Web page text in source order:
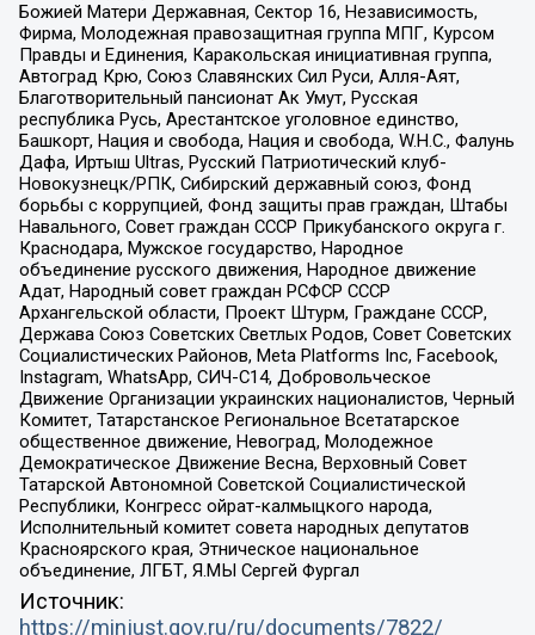
Божией Матери Державная, Сектор 16, Независимость,
Фирма, Молодежная правозащитная группа МПГ, Курсом
Правды и Единения, Каракольская инициативная группа,
Автоград Крю, Союз Славянских Сил Руси, Алля-Аят,
Благотворительный пансионат Ак Умут, Русская
республика Русь, Арестантское уголовное единство,
Башкорт, Нация и свобода, Нация и свобода, W.H.С., Фалунь
Дафа, Иртыш Ultras, Русский Патриотический клуб-
Новокузнецк/РПК, Сибирский державный союз, Фонд
борьбы с коррупцией, Фонд защиты прав граждан, Штабы
Навального, Совет граждан СССР Прикубанского округа г.
Краснодара, Мужское государство, Народное
объединение русского движения, Народное движение
Адат, Народный совет граждан РСФСР СССР
Архангельской области, Проект Штурм, Граждане СССР,
Держава Союз Советских Светлых Родов, Совет Советских
Социалистических Районов, Meta Platforms Inc, Facebook,
Instagram, WhatsApp, СИЧ-С14, Добровольческое
Движение Организации украинских националистов, Черный
Комитет, Татарстанское Региональное Всетатарское
общественное движение, Невоград, Молодежное
Демократическое Движение Весна, Верховный Совет
Татарской Автономной Советской Социалистической
Республики, Конгресс ойрат-калмыцкого народа,
Исполнительный комитет совета народных депутатов
Красноярского края, Этническое национальное
объединение, ЛГБТ, Я.МЫ Сергей Фургал
Источник:
https://minjust.gov.ru/ru/documents/7822/